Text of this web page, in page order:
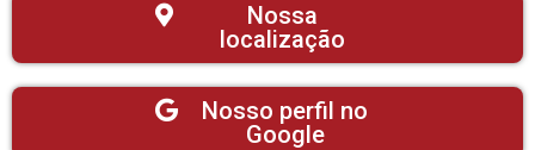
Nossa
localização
Nosso perfil no
Google